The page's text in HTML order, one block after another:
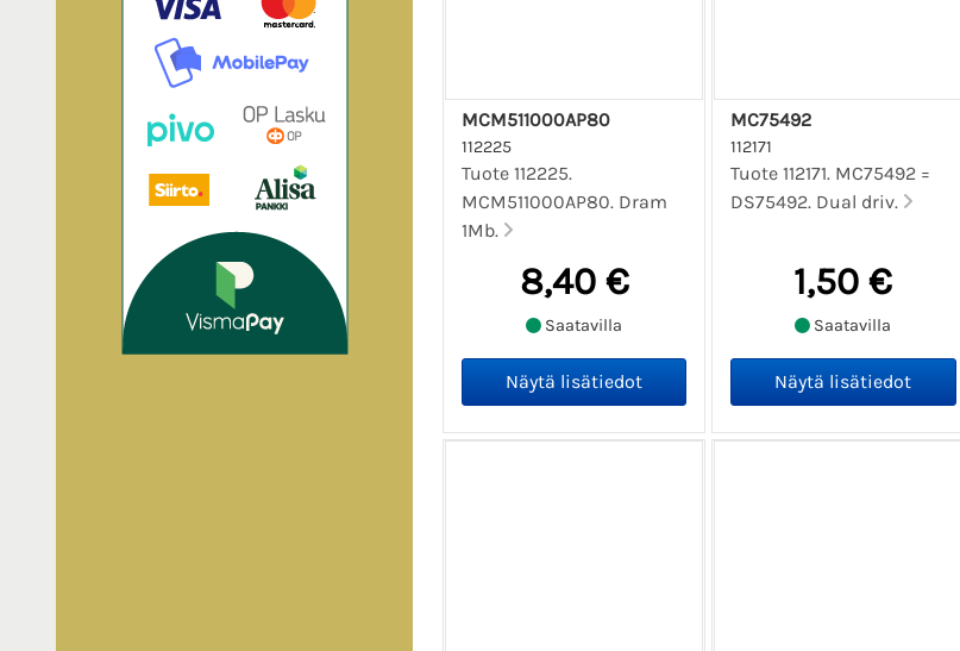
MCM511000AP80
112225
Tuote 112225.
MCM511000AP80. Dram
1Mb.
8,40 €
Saatavilla
MC75492
112171
Tuote 112171. MC75492 =
DS75492. Dual driv.
1,50 €
Saatavilla